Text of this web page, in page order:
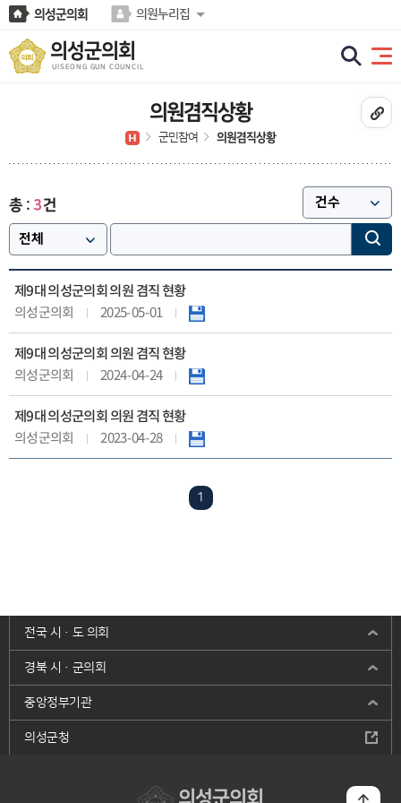
본문바로가기
의성군의회 의원누리집
의성군의회
UISEONG GUN COUNCIL
의원겸직상황
군민참여 의원겸직상황
총 : 3건
제9대 의성군의회 의원 겸직 현황
의성군의회 2025-05-01
제9대 의성군의회 의원 겸직 현황
의성군의회 2024-04-24
제9대 의성군의회 의원 겸직 현황
의성군의회 2023-04-28
1
전국 시·도 의회
경북 시·군의회
중앙정부기관
의성군청
의성군의회